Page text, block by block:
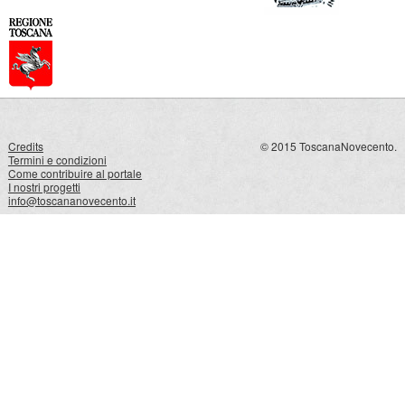
Credits
Termini e condizioni
Come contribuire al portale
I nostri progetti
info@toscananovecento.it
© 2015 ToscanaNovecento.